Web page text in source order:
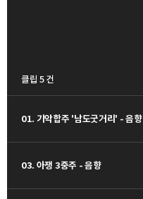
클립 5 건
01. 기악합주 '남도굿거리' - 음향
03. 아쟁 3중주 - 음향